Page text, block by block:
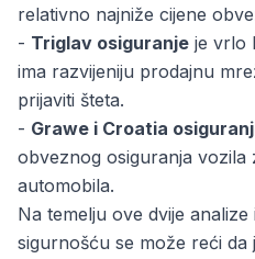
relativno najniže cijene
- Triglav osiguranje je vrlo
ima razvijeniju prodajnu
prijaviti šteta.
- Grawe i Croatia
obveznog osiguranja vozila
automobila.
Na temelju ove dvije
sigurnošću se može reći da